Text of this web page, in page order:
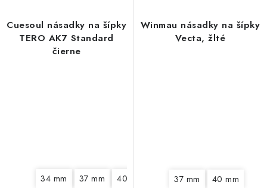
Cuesoul násadky na šípky
TERO AK7 Standard
čierne
34 mm 37 mm 40 mm 47 mm 32 mm
Winmau násadky na šípky
Vecta, žlté
37 mm 40 mm